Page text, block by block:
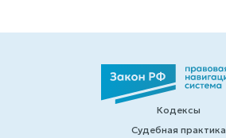
Кодексы
Судебная практика